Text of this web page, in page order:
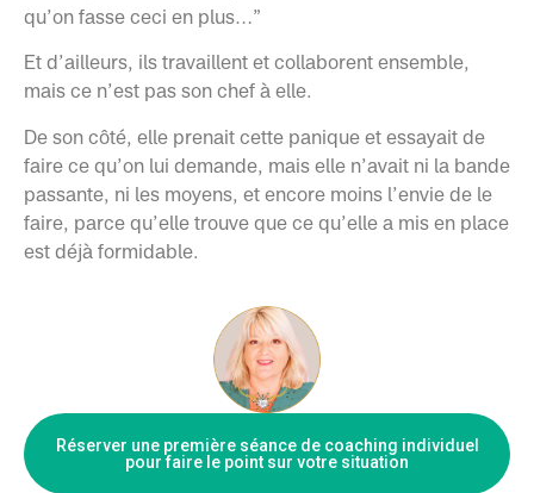
qu’on fasse ceci en plus…”
Et d’ailleurs, ils travaillent et collaborent ensemble,
mais ce n’est pas son chef à elle.
De son côté, elle prenait cette panique et essayait de
faire ce qu’on lui demande, mais elle n’avait ni la bande
passante, ni les moyens, et encore moins l’envie de le
faire, parce qu’elle trouve que ce qu’elle a mis en place
est déjà formidable.
Réserver une première séance de coaching individuel
pour faire le point sur votre situation